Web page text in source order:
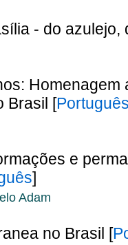
- do azulejo,
Homenagem
Brasil [
e
]
Adam
no Brasil [